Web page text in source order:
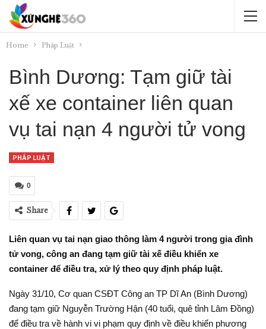
Home Pháp Luật
Bình Dương: Tạm giữ tài
xế xe container liên quan
vụ tai nạn 4 người tử vong
PHÁP LUẬT
0
Share
Liên quan vụ tai nạn giao thông làm 4 người trong gia đình
tử vong, công an đang tạm giữ tài xế điều khiển xe
container để điều tra, xử lý theo quy định pháp luật.
Ngày 31/10, Cơ quan CSĐT Công an TP Dĩ An (Bình Dương)
đang tạm giữ Nguyễn Trường Hận (40 tuổi, quê tỉnh Lâm Đồng)
để điều tra về hành vi vi phạm quy định về điều khiển phương